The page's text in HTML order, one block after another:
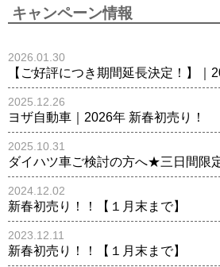
キャンペーン情報
2026.01.30
【ご好評につき期間延長決定！】｜
2025.12.26
ヨザ自動車｜2026年 新春初売り！
2025.10.31
ダイハツ車ご検討の方へ★三日間限
2024.12.02
新春初売り！！【１月末まで】
2023.12.11
新春初売り！！【１月末まで】